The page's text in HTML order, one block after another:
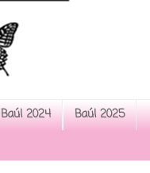
Baúl 2024
Baúl 2025